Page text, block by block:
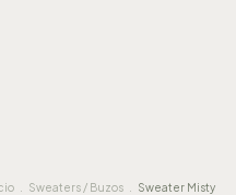
Sweaters / Buzos Sweater Misty